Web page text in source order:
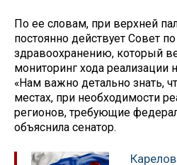
По ее словам, при верхней
постоянно действует Совет
здравоохранению, который
мониторинг хода реализации
«Нам важно детально знать,
местах, при необходимости
регионов, требующие
объяснила сенатор.